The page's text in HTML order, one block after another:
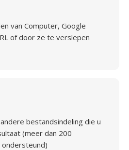
van Computer, Google
of door ze te verslepen
bestandsindeling die u
(meer dan 200